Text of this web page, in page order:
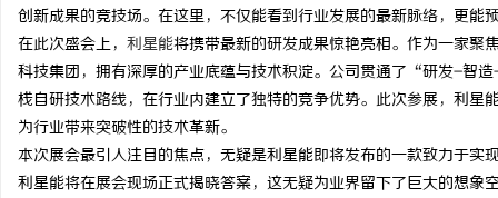
创新成果的竞技场。在这里，不仅能看到行业发展的最新脉络，更能
在此次盛会上， 利星能将携带最新的研发成果惊艳亮相。作为一家聚
科技集团，拥有深厚的产业底蕴与技术积淀。公司贯通了“研发-智
栈自研技术路线，在行业内建立了独特的竞争优势。此次参展，利
为行业带来突破性的技术革新。
本次展会最引人注目的焦点，无疑是利星能即将发布的一款致力于
利星能将在展会现场正式揭晓答案，这无疑为业界留下了巨大的想象